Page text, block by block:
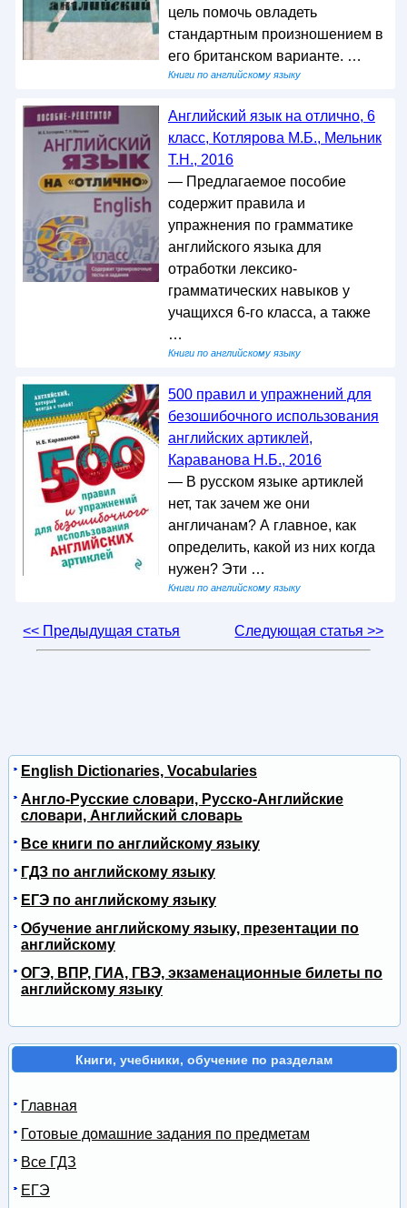
цель помочь овладеть
стандартным произношением в
его британском варианте. …
Книги по английскому языку
Английский язык на отлично, 6
класс, Котлярова М.Б., Мельник
Т.Н., 2016
— Предлагаемое пособие
содержит правила и
упражнения по грамматике
английского языка для
отработки лексико-
грамматических навыков у
учащихся 6-го класса, а также
…
Книги по английскому языку
500 правил и упражнений для
безошибочного использования
английских артиклей,
Караванова Н.Б., 2016
— В русском языке артиклей
нет, так зачем же они
англичанам? А главное, как
определить, какой из них когда
нужен? Эти …
Книги по английскому языку
<< Предыдущая статья Следующая статья >>
English Dictionaries, Vocabularies
Англо-Русские словари, Русско-Английские
словари, Английский словарь
Все книги по английскому языку
ГДЗ по английскому языку
ЕГЭ по английскому языку
Обучение английскому языку, презентации по
английскому
ОГЭ, ВПР, ГИА, ГВЭ, экзаменационные билеты по
английскому языку
Книги, учебники, обучение по разделам
Главная
Готовые домашние задания по предметам
Все ГДЗ
ЕГЭ